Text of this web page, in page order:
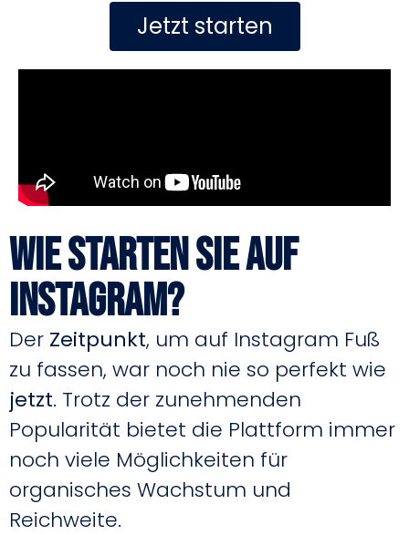
Jetzt starten
Wie starten Sie auf
Instagram?
Der Zeitpunkt, um auf Instagram Fuß
zu fassen, war noch nie so perfekt wie
jetzt. Trotz der zunehmenden
Popularität bietet die Plattform immer
noch viele Möglichkeiten für
organisches Wachstum und
Reichweite.